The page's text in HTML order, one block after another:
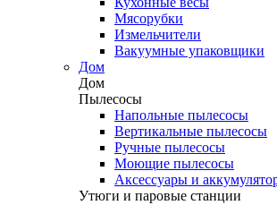
Мясорубки
Измельчители
Вакуумные упаковщики
Дом
Дом
Пылесосы
Напольные пылесосы
Вертикальные пылесосы
Ручные пылесосы
Моющие пылесосы
Аксессуары и
Утюги и паровые станции